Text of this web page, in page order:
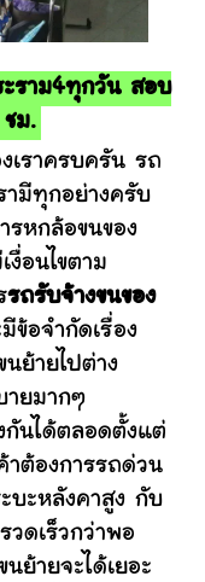
ะราม4ทุกวัน สอบ
ม.
าครบครัน รถ
ามีทุกอย่างครับ
รหกล้อขนของ
อนไขตาม
รถรับจ้างขนของ
ข้อจำกัดเรื่อง
ย้ายไปต่าง
ายมากๆ
กันได้ตลอดตั้งแต่
าต้องการรถด่วน
บะหลังคาสูง กับ
วดเร็วกว่าพอ
ย้ายจะได้เยอะ